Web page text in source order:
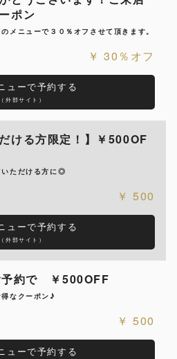
ポン
メニューで３０％オフさせて頂きます。
30％オフ
ューで予約する
（外部サイト）
ける方限定！】￥500OF
いただける方に◎
500
ューで予約する
（外部サイト）
予約で ￥500OFF
なクーポン♪
500
ューで予約する